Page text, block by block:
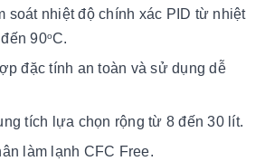
soát nhiệt độ chính xác PID từ nhiệt
90oC.
đặc tính an toàn và sử dụng dễ
tích lựa chọn rộng từ 8 đến 30 lít.
làm lạnh CFC Free.